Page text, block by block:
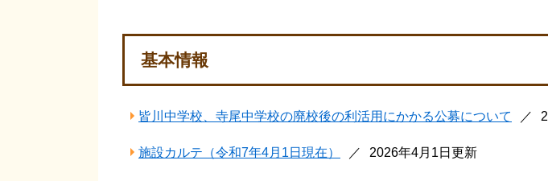
基本情報
皆川中学校、寺尾中学校の廃校後の利活用にかかる公募について
施設カルテ（令和7年4月1日現在） 2026年4月1日更新